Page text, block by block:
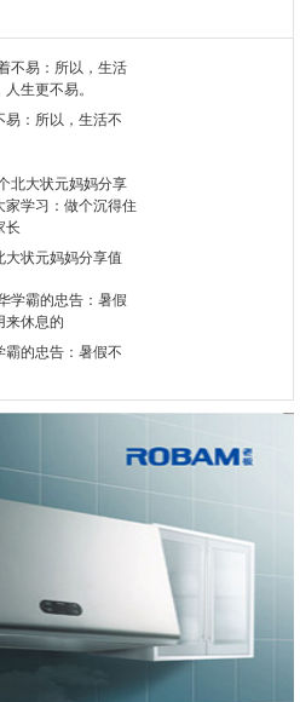
易：所以，生活不
大状元妈妈分享值
霸的忠告：暑假不